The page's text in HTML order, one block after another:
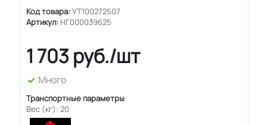
Код товара: УТ100272507
Артикул: НГ000039625
1 703 руб./шт
Много
Транспортные параметры
Вес (кг): 20